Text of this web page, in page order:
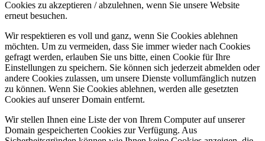
Cookies zu akzeptieren / abzulehnen, wenn Sie unsere Website
erneut besuchen.
Wir respektieren es voll und ganz, wenn Sie Cookies ablehnen
möchten. Um zu vermeiden, dass Sie immer wieder nach Cookies
gefragt werden, erlauben Sie uns bitte, einen Cookie für Ihre
Einstellungen zu speichern. Sie können sich jederzeit abmelden oder
andere Cookies zulassen, um unsere Dienste vollumfänglich nutzen
zu können. Wenn Sie Cookies ablehnen, werden alle gesetzten
Cookies auf unserer Domain entfernt.
Wir stellen Ihnen eine Liste der von Ihrem Computer auf unserer
Domain gespeicherten Cookies zur Verfügung. Aus